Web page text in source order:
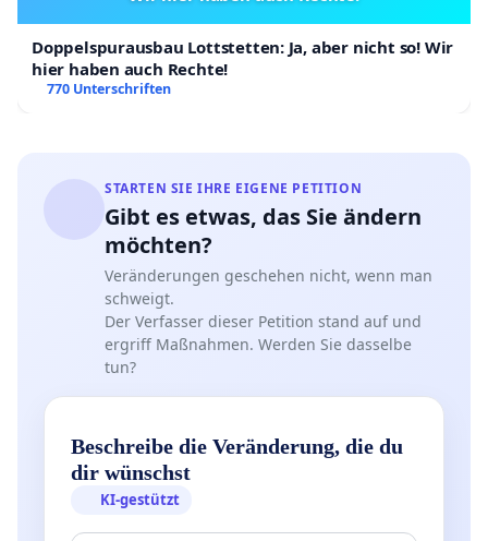
Doppelspurausbau Lottstetten: Ja, aber nicht so! Wir
hier haben auch Rechte!
770 Unterschriften
STARTEN SIE IHRE EIGENE PETITION
Gibt es etwas, das Sie ändern
möchten?
Veränderungen geschehen nicht, wenn man
schweigt.
Der Verfasser dieser Petition stand auf und
ergriff Maßnahmen. Werden Sie dasselbe
tun?
Beschreibe die Veränderung, die du
dir wünschst
KI-gestützt